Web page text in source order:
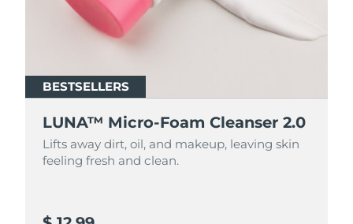
BESTSELLERS
LUNA™ Micro-Foam Cleanser 2.0
Lifts away dirt, oil, and makeup, leaving skin
feeling fresh and clean.
BESTSELLERS
LUNA™ Micro-Foam Cleanser 2.0
Lifts away dirt, oil, and makeup, leaving skin
feeling fresh and clean.